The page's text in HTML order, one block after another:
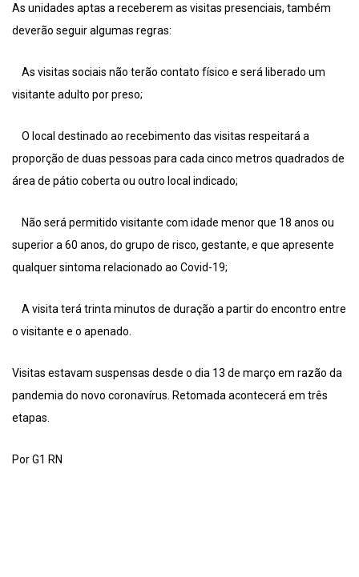
As unidades aptas a receberem as visitas presenciais, também
deverão seguir algumas regras:
As visitas sociais não terão contato físico e será liberado um
visitante adulto por preso;
O local destinado ao recebimento das visitas respeitará a
proporção de duas pessoas para cada cinco metros quadrados de
área de pátio coberta ou outro local indicado;
Não será permitido visitante com idade menor que 18 anos ou
superior a 60 anos, do grupo de risco, gestante, e que apresente
qualquer sintoma relacionado ao Covid-19;
A visita terá trinta minutos de duração a partir do encontro entre
o visitante e o apenado.
Visitas estavam suspensas desde o dia 13 de março em razão da
pandemia do novo coronavírus. Retomada acontecerá em três
etapas.
Por G1 RN